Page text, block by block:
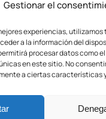
Gestionar el
experiencias,
a la información del
procesar datos como
en este sitio. No
a ciertas características